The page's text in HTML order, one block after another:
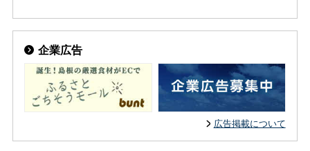
企業広告
広告掲載について